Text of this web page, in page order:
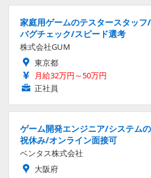
家庭用ゲームのテスタースタッ
バグチェック/スピード選考
株式会社GUM
東京都
月給32万円～50万円
正社員
ゲーム開発エンジニア/システム
祝休み/オンライン面接可
ベンタス株式会社
大阪府